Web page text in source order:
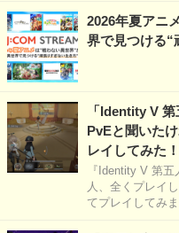
2026年夏アニ
界で見つける“
「Identity V
PvEと聞いた
レイしてみた
『Identity V 第
人、全くプレイ
てプレイしてみま